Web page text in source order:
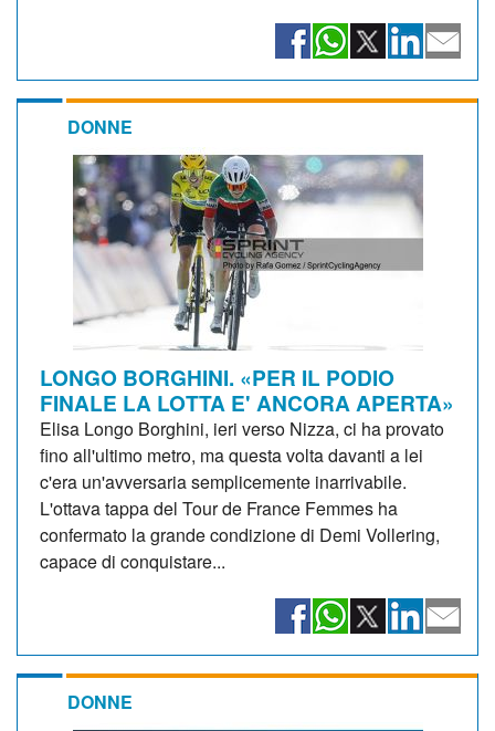
DONNE
LONGO BORGHINI. «PER IL PODIO
FINALE LA LOTTA E' ANCORA APERTA»
Elisa Longo Borghini, ieri verso Nizza, ci ha provato
fino all'ultimo metro, ma questa volta davanti a lei
c'era un'avversaria semplicemente inarrivabile.
L'ottava tappa del Tour de France Femmes ha
confermato la grande condizione di Demi Vollering,
capace di conquistare...
DONNE